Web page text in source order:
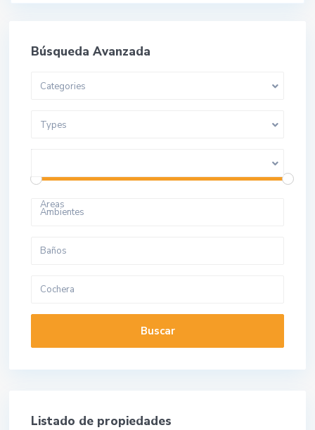
Búsqueda Avanzada
Categories
Types
Price range:
Areas
Buscar
Listado de propiedades